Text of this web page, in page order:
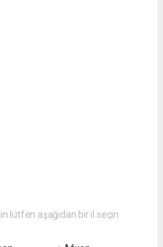
lütfen aşağıdan bir il seçin